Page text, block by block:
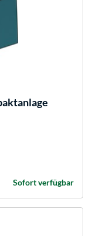
Sofort verfügbar